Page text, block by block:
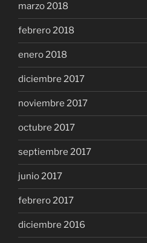
marzo 2018
febrero 2018
enero 2018
diciembre 2017
noviembre 2017
octubre 2017
septiembre 2017
junio 2017
febrero 2017
diciembre 2016